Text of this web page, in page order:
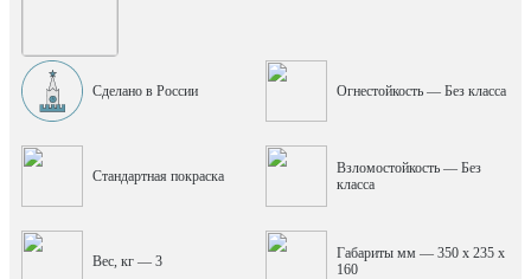
Сделано в России Огнестойкость — Без класса
Стандартная покраска
Взломостойкость — Без
класса
Вес, кг — 3
Габариты мм — 350 x 235 x
160